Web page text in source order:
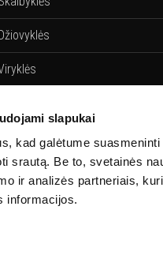
slapukai
kad galėtume
srautą. Be to, svetainės
ir analizės partneriais,
informacijos.
priedai
priedai